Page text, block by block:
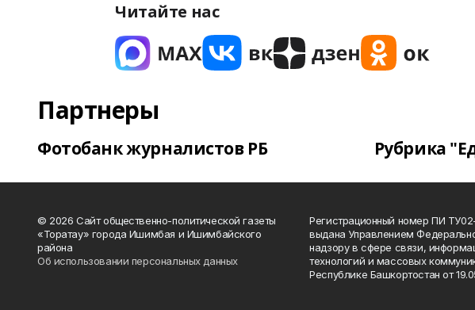
Читайте нас
Партнеры
Фотобанк журналистов РБ Рубрика
© 2026 Сайт общественно-политической газеты
«Торатау» города Ишимбая и Ишимбайского
района
Об использовании персональных данных
Регистрационный номер ПИ
выдана Управлением
надзору в сфере связи,
технологий и массовых
Республике Башкортостан от